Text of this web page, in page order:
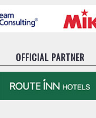
OFFICIAL PARTNER